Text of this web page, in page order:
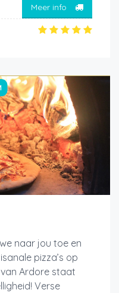
Meer info
naar jou toe en
pizza’s op
Ardore staat
Verse